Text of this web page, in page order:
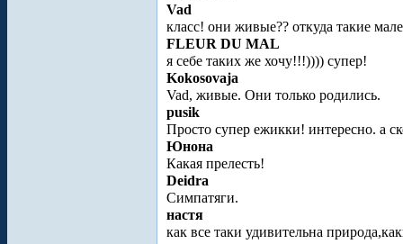
Vad
класс! они живые?? откуда такие
FLEUR DU MAL
я себе таких же хочу!!!)))) супер!
Kokosovaja
Vad, живые. Они только родились.
pusik
Просто супер ежикки! интересно. а
Юнона
Какая прелесть!
Deidra
Симпатяги.
настя
как все таки удивительна